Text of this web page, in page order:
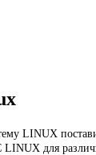
LINUX
для